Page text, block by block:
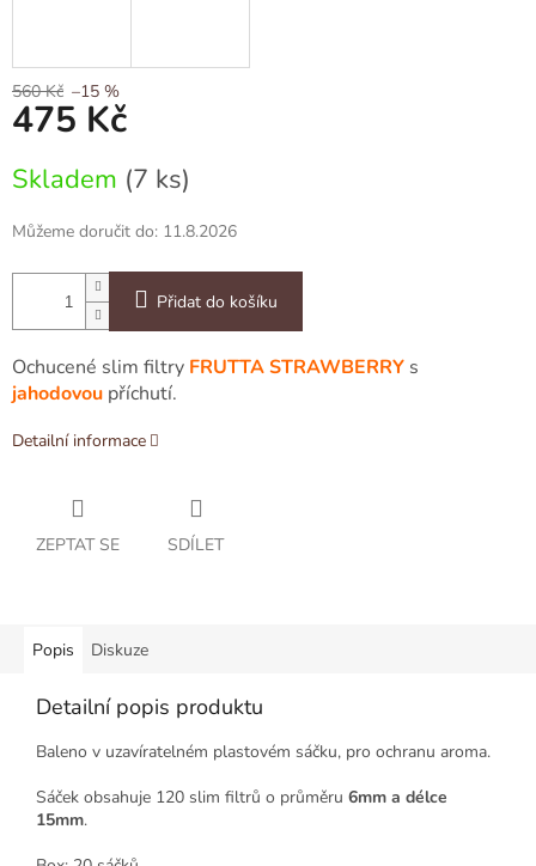
560 Kč –15 %
475 Kč
cena:
Skladem (7 ks)
Můžeme doručit do: 11.8.2026
Přidat do košíku
Ochucené slim filtry FRUTTA STRAWBERRY s
jahodovou příchutí.
Detailní informace
ZEPTAT SE SDÍLET
Popis Diskuze
Detailní popis produktu
Baleno v uzavíratelném plastovém sáčku, pro ochranu aroma.
Sáček obsahuje 120 slim filtrů o průměru 6mm a délce
15mm.